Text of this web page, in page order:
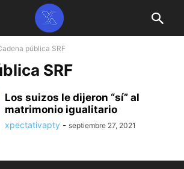
pública SRF
SRF
Los suizos le dijeron “sí” al
matrimonio igualitario
xpectativapty - septiembre 27, 2021